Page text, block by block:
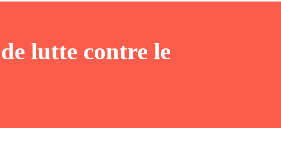
lutte contre le